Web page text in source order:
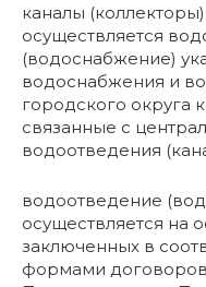
каналы
осуществляется
(водоснабжение)
водоснабжения и
городского округа
связанные с
водоотведения
водоотведение
осуществляется на
заключенных в
формами